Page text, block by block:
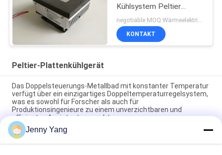
Kühlsystem Peltier
Kaltplattenkühlgerät
KONTAKT
Peltier-Plattenkühlgerät
Das Doppelsteuerungs-Metallbad mit konstanter Temperatur
verfügt über ein einzigartiges Doppeltemperaturregelsystem,
was es sowohl für Forscher als auch für
Produktionsingenieure zu einem unverzichtbaren und
effizienten Assistenten macht.
Peltier Plate Cooler 40W für Industriegeräte Medizinische
Diagnostik und Kühlung von Lebensmitteln und Getränken
Jenny Yang